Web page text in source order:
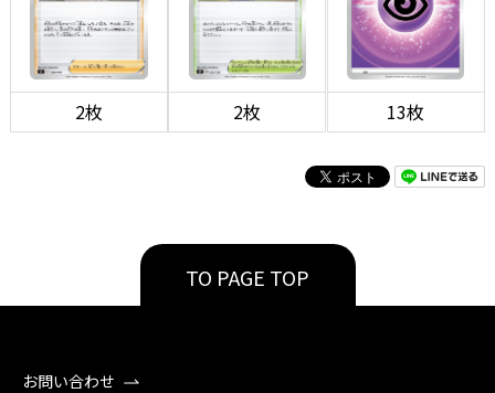
2枚 2枚 13枚
TO PAGE TOP
お問い合わせ